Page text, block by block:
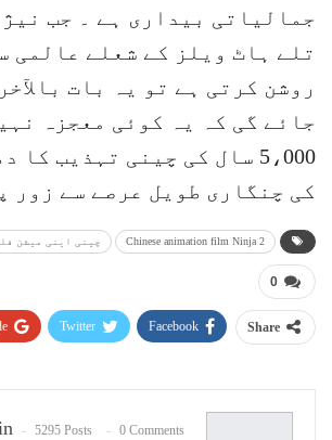
جمالیاتی بیداری ہے ۔ جب
تلے ہاٹ ویلز کے شعلے عالمی
روشن کرتی ہے تو یہ بات
جائے گی کہ یہ کوئی معجزہ
5،000 سال کی چینی تہذیب
کی چنگاری طویل عرصے سے زور
Chinese animation film Ninja 2 چینی اینی میشن فلم
0
Share
Facebook
Twitter
5295 Posts 0 Comments